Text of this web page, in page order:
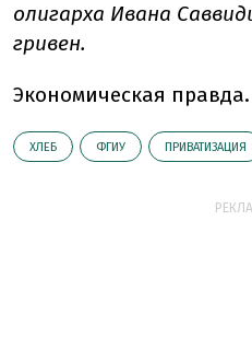
олигарха Ивана
гривен.
Экономическая правда.
ХЛЕБ ФГИУ ПРИВАТИЗАЦИЯ